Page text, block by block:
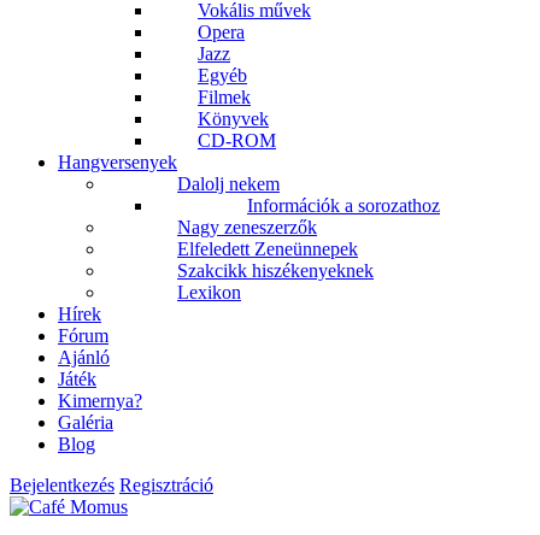
Vokális művek
Opera
Jazz
Egyéb
Filmek
Könyvek
CD-ROM
Hangversenyek
Dalolj nekem
Információk a sorozathoz
Nagy zeneszerzők
Elfeledett Zeneünnepek
Szakcikk hiszékenyeknek
Lexikon
Hírek
Fórum
Ajánló
Játék
Kimernya?
Galéria
Blog
Bejelentkezés Regisztráció